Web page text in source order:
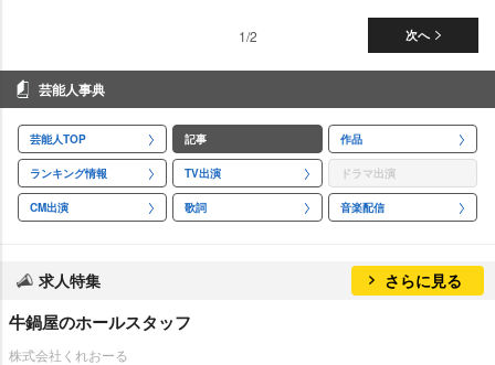
次へ
1/2
芸能人事典
芸能人TOP 記事 作品
ランキング情報 TV出演 ドラマ出演
CM出演 歌詞 音楽配信
求人特集 さらに見る
牛鍋屋のホールスタッフ
株式会社くれおーる